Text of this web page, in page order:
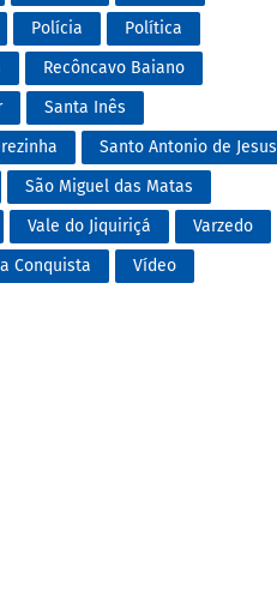
Polícia
Política
Recôncavo Baiano
Santa Inês
Santo Antonio de Jesus
São Miguel das Matas
Vale do Jiquiriçá
Varzedo
Conquista
Vídeo